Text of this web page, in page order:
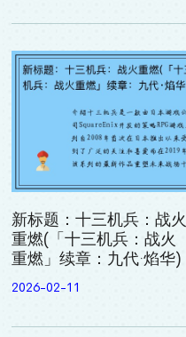
新标题：十三机兵：战火
重燃(「十三机兵：战火
重燃」续章：九代·焰华)
2026-02-11